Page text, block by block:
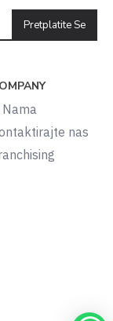
Pretplatite Se
Nama
nas